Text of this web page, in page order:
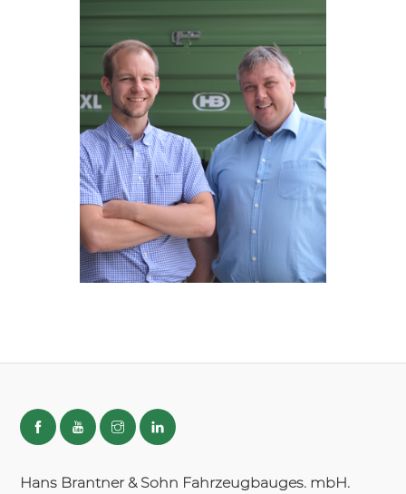
Hans Brantner & Sohn Fahrzeugbauges. mbH.